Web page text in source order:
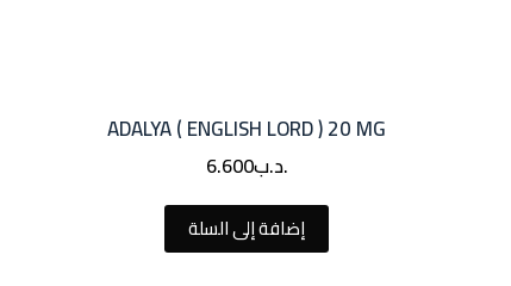
ADALYA ( ENGLISH LORD ) 20 MG
.د.ب6.600
إضافة إلى السلة